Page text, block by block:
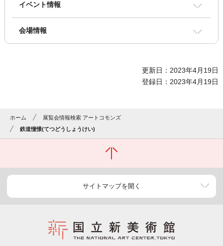
イベント情報
会場情報
更新日：2023年4月19日
登録日：2023年4月19日
ホーム
展覧会情報検索 アートコモンズ
鉄道憧憬(てつどうしょうけい)
サイトマップを開く